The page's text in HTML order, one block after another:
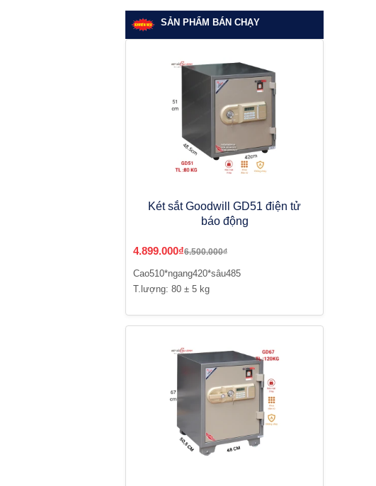
SẢN PHẨM BÁN CHẠY
Két sắt Goodwill GD51 điện tử
báo động
4.899.000₫6.500.000₫
Cao510*ngang420*sâu485
T.lượng: 80 ± 5 kg